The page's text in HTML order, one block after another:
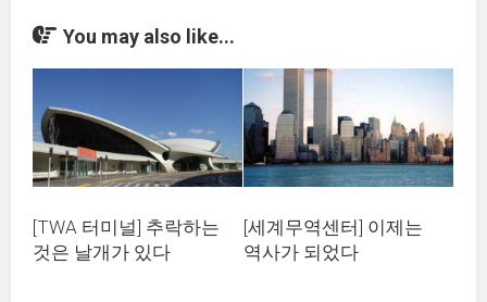
You may also like...
[TWA 터미널] 추락하는
것은 날개가 있다
[세계무역센터] 이제는
역사가 되었다